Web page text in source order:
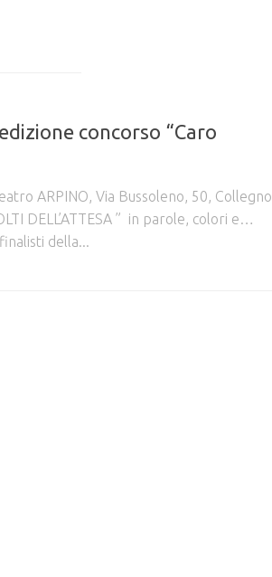
concorso “Caro
ARPINO, Via Bussoleno, 50, Collegno
DELL’ATTESA ” in parole, colori e…
della...